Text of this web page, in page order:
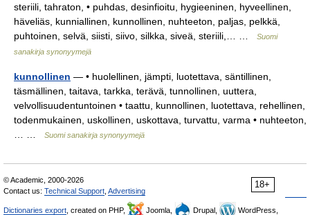
steriili, tahraton, • puhdas, desinfioitu, hygieeninen, hyveellinen,
häveliäs, kunniallinen, kunnollinen, nuhteeton, paljas, pelkkä,
puhtoinen, selvä, siisti, siivo, silkka, siveä, steriili,… …
Suomi
sanakirja synonyymejä
kunnollinen — • huolellinen, jämpti, luotettava, säntillinen,
täsmällinen, taitava, tarkka, terävä, tunnollinen, uuttera,
velvollisuudentuntoinen • taattu, kunnollinen, luotettava, rehellinen,
todenmukainen, uskollinen, uskottava, turvattu, varma • nuhteeton,
Suomi sanakirja synonyymejä
18+
© Academic, 2000-2026
Contact us: Technical Support Advertising
Dictionaries export , created on PHP, Joomla, Drupal,
WordPress,